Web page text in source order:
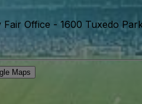
Fair Office - 1600 Tuxedo
Maps